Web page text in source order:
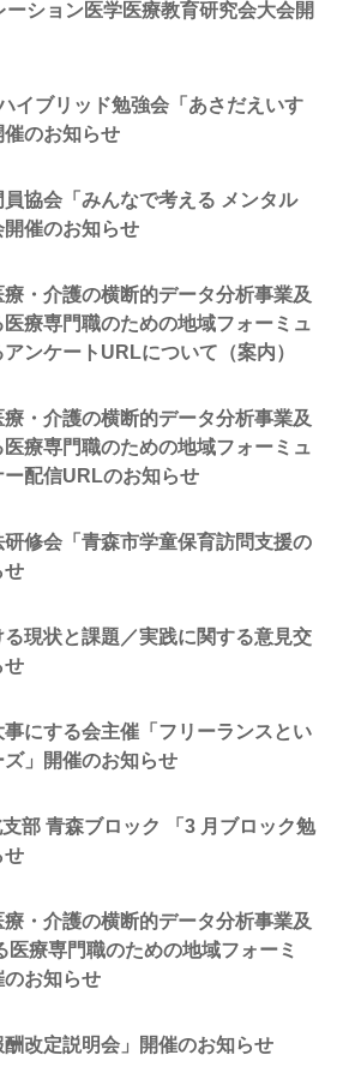
ション医学医療教育研究会大会開
イブリッド勉強会「あさだえいす
のお知らせ
協会「みんなで考える メンタル
催のお知らせ
・介護の横断的データ分析事業及
療専門職のための地域フォーミュ
ンケートURLについて（案内）
・介護の横断的データ分析事業及
療専門職のための地域フォーミュ
配信URLのお知らせ
修会「青森市学童保育訪問支援の
せ
る現状と課題／実践に関する意見交
せ
にする会主催「フリーランスとい
」開催のお知らせ
部 ⻘森ブロック 「3 月ブロック勉
せ
・介護の横断的データ分析事業及
医療専門職のための地域フォーミ
のお知らせ
酬改定説明会」開催のお知らせ